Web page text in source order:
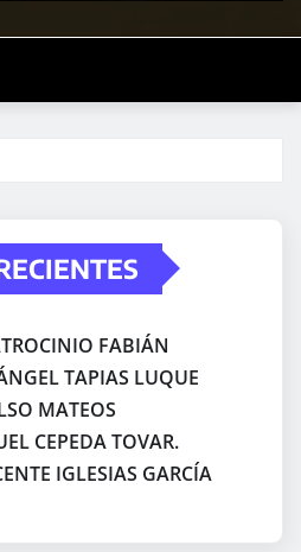
FABIÁN
TAPIAS LUQUE
MATEOS
CEPEDA TOVAR.
IGLESIAS GARCÍA